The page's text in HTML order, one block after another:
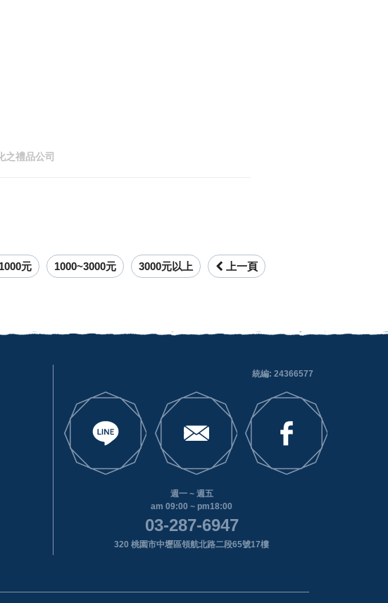
之禮品公司
元 1000~3000元 3000元以上 上一頁
統編: 24366577
週一 ~ 週五
am 09:00 ~ pm18:00
03-287-6947
320 桃園市中壢區領航北路二段65號17樓